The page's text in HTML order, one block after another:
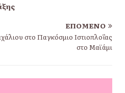
ΕΠΌΜΕΝΟ
στο Παγκόσμιο Ιστιοπλοΐας
στο Μαϊάμι